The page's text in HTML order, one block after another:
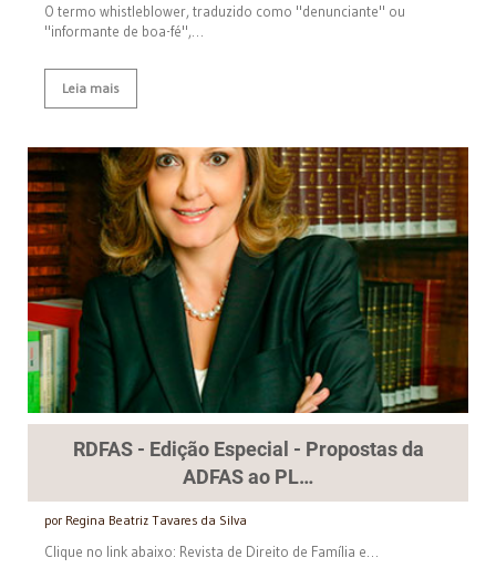
O termo whistleblower, traduzido como "denunciante" ou
"informante de boa-fé",…
Leia mais
RDFAS - Edição Especial - Propostas da
ADFAS ao PL…
por Regina Beatriz Tavares da Silva
Clique no link abaixo: Revista de Direito de Família e…